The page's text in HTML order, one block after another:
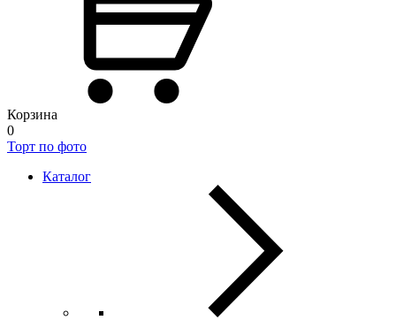
Корзина
0
Торт по фото
Каталог